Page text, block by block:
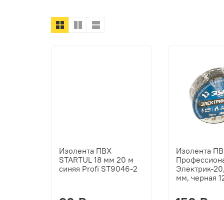
Изолента ПВХ
STARTUL 18 мм 20 м
синяя Profi ST9046-2
Изолента
Электрик-
мм, черная